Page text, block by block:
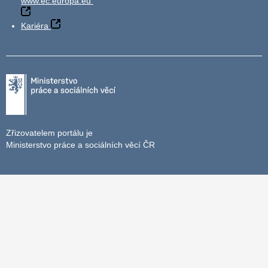
Kariéra
Zřizovatelem portálu je
Ministerstvo práce a sociálních věcí ČR